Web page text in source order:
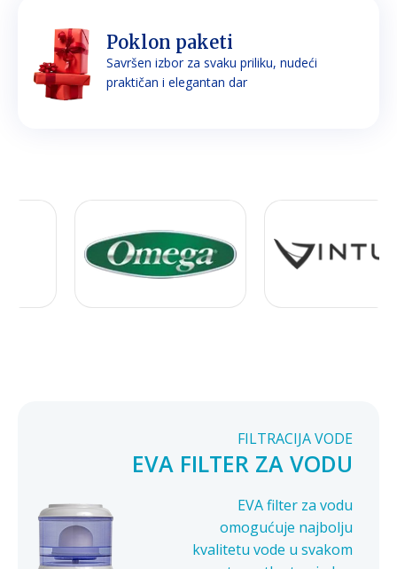
Poklon paketi
Savršen izbor za svaku priliku, nudeći
praktičan i elegantan dar
FILTRACIJA VODE
EVA FILTER ZA VODU
EVA filter za vodu
omogućuje najbolju
kvalitetu vode u svakom